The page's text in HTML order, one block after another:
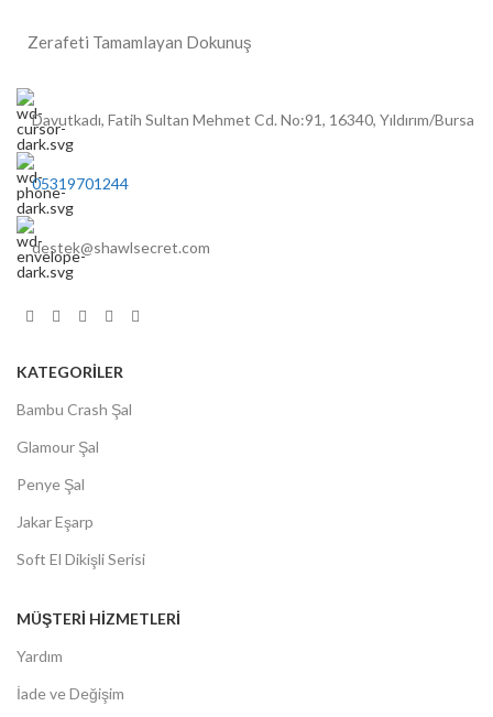
Zerafeti Tamamlayan Dokunuş
Davutkadı, Fatih Sultan Mehmet Cd. No:91, 16340, Yıldırım/Bursa
05319701244
destek@shawlsecret.com
KATEGORİLER
Bambu Crash Şal
Glamour Şal
Penye Şal
Jakar Eşarp
Soft El Dikişli Serisi
MÜŞTERİ HİZMETLERİ
Yardım
İade ve Değişim